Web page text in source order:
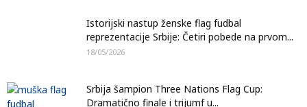
Istorijski nastup ženske flag fudbal
reprezentacije Srbije: Četiri pobede na prvom...
18/05/2026
Srbija šampion Three Nations Flag Cup:
Dramatično finale i trijumf u...